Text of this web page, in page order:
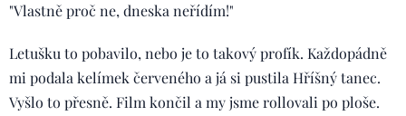
"Vlastně proč ne, dneska neřídím!"
Letušku to pobavilo, nebo je to takový profík. Každopádně
mi podala kelímek červeného a já si pustila Hříšný tanec.
Vyšlo to přesně. Film končil a my jsme rollovali po ploše.